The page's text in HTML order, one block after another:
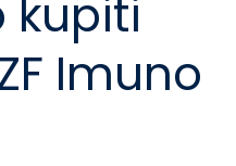
kupiti
Imuno